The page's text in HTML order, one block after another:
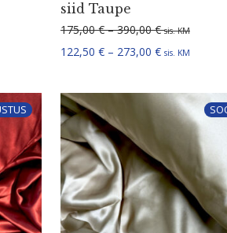
€ kuni 155,00 €
€ kuni 77,50 €
siid Taupe
175,00€ – 390,00€ sis. KM
122,50 € – 273,00 € sis. KM